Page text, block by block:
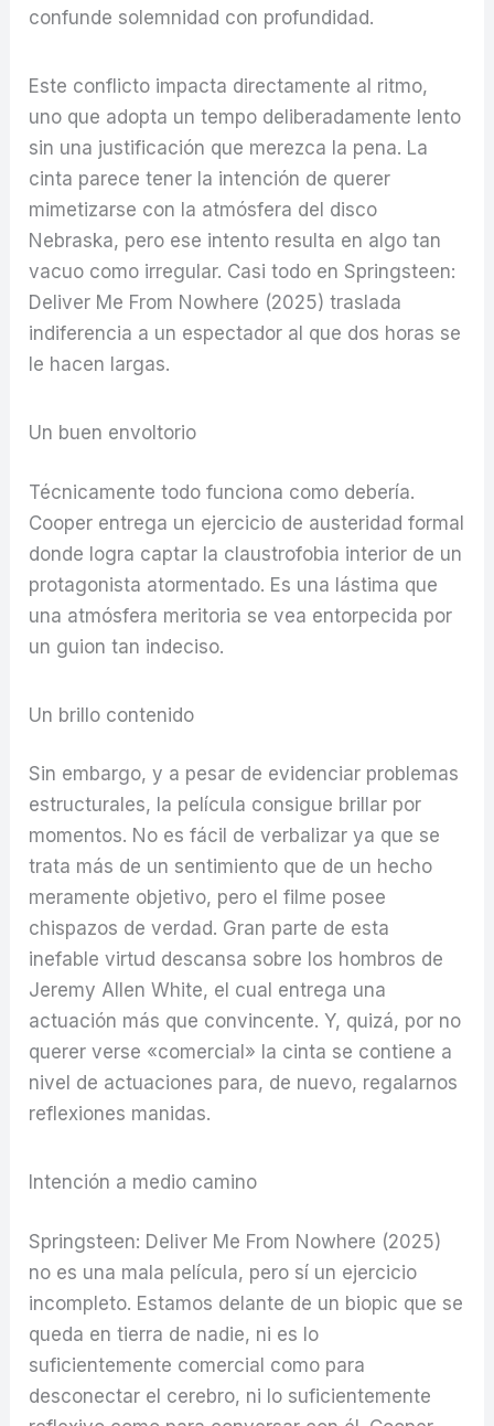
confunde solemnidad con profundidad.
Este conflicto impacta directamente al ritmo,
uno que adopta un tempo deliberadamente lento
sin una justificación que merezca la pena. La
cinta parece tener la intención de querer
mimetizarse con la atmósfera del disco
Nebraska, pero ese intento resulta en algo tan
vacuo como irregular. Casi todo en Springsteen:
Deliver Me From Nowhere (2025) traslada
indiferencia a un espectador al que dos horas se
le hacen largas.
Un buen envoltorio
Técnicamente todo funciona como debería.
Cooper entrega un ejercicio de austeridad formal
donde logra captar la claustrofobia interior de un
protagonista atormentado. Es una lástima que
una atmósfera meritoria se vea entorpecida por
un guion tan indeciso.
Un brillo contenido
Sin embargo, y a pesar de evidenciar problemas
estructurales, la película consigue brillar por
momentos. No es fácil de verbalizar ya que se
trata más de un sentimiento que de un hecho
meramente objetivo, pero el filme posee
chispazos de verdad. Gran parte de esta
inefable virtud descansa sobre los hombros de
Jeremy Allen White, el cual entrega una
actuación más que convincente. Y, quizá, por no
querer verse «comercial» la cinta se contiene a
nivel de actuaciones para, de nuevo, regalarnos
reflexiones manidas.
Intención a medio camino
Springsteen: Deliver Me From Nowhere (2025)
no es una mala película, pero sí un ejercicio
incompleto. Estamos delante de un biopic que se
queda en tierra de nadie, ni es lo
suficientemente comercial como para
desconectar el cerebro, ni lo suficientemente